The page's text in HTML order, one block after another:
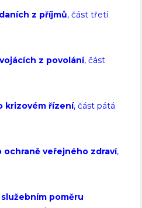
z příjmů, část třetí
z povolání, část
krizovém řízení, část pátá
ochraně veřejného zdraví,
služebním poměru